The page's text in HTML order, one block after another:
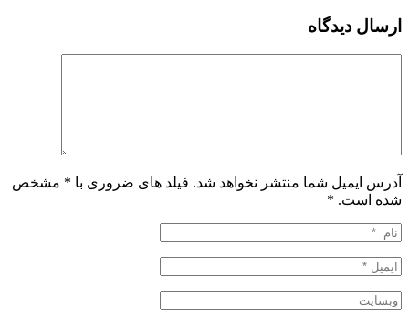
ارسال دیدگاه
آدرس ایمیل شما منتشر نخواهد شد. فیلد های ضروری با * مشخص
شده است. *